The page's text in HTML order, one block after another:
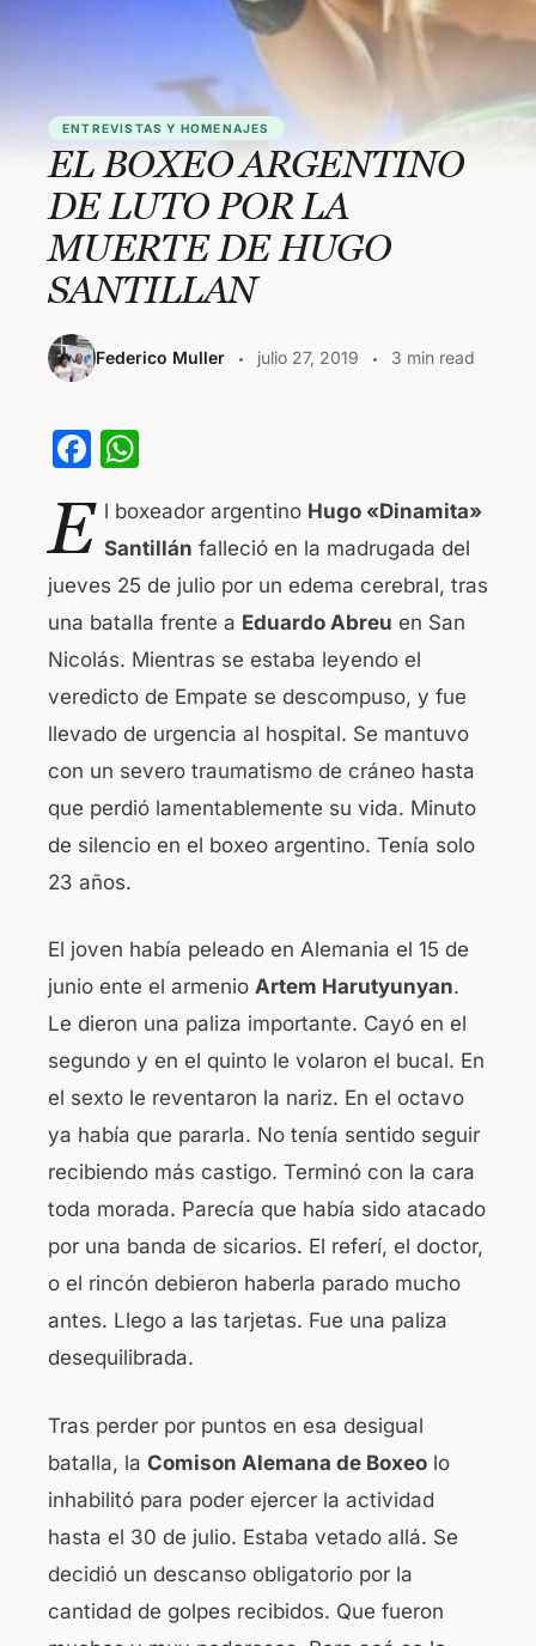
ENTREVISTAS Y HOMENAJES
EL BOXEO ARGENTINO
DE LUTO POR LA
MUERTE DE HUGO
SANTILLAN
Federico Muller julio 27, 2019 3 min read
F
c
e
b
o
o
k
at
s
A
p
p
E l boxeador argentino Hugo «Dinamita»
Santillán falleció en la madrugada del
jueves 25 de julio por un edema cerebral, tras
una batalla frente a Eduardo Abreu en San
Nicolás. Mientras se estaba leyendo el
veredicto de Empate se descompuso, y fue
llevado de urgencia al hospital. Se mantuvo
con un severo traumatismo de cráneo hasta
que perdió lamentablemente su vida. Minuto
de silencio en el boxeo argentino. Tenía solo
23 años.
El joven había peleado en Alemania el 15 de
junio ente el armenio Artem Harutyunyan.
Le dieron una paliza importante. Cayó en el
segundo y en el quinto le volaron el bucal. En
el sexto le reventaron la nariz. En el octavo
ya había que pararla. No tenía sentido seguir
recibiendo más castigo. Terminó con la cara
toda morada. Parecía que había sido atacado
por una banda de sicarios. El referí, el doctor,
o el rincón debieron haberla parado mucho
antes. Llego a las tarjetas. Fue una paliza
desequilibrada.
Tras perder por puntos en esa desigual
batalla, la Comison Alemana de Boxeo lo
inhabilitó para poder ejercer la actividad
hasta el 30 de julio. Estaba vetado allá. Se
decidió un descanso obligatorio por la
cantidad de golpes recibidos. Que fueron